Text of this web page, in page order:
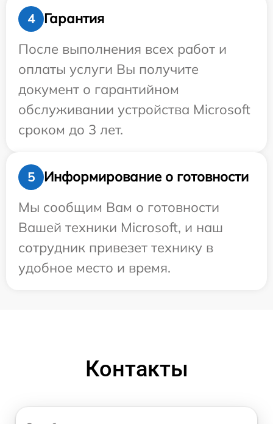
4
Гарантия
После выполнения всех работ и
оплаты услуги Вы получите
документ о гарантийном
обслуживании устройства Microsoft
сроком до 3 лет.
5
Информирование о готовности
Мы сообщим Вам о готовности
Вашей техники Microsoft, и наш
сотрудник привезет технику в
удобное место и время.
Контакты